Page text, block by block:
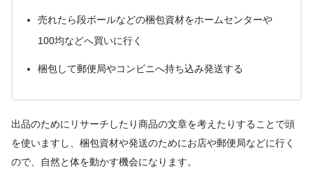
売れたら段ボールなどの梱包資材をホームセンターや
100均などへ買いに行く
梱包して郵便局やコンビニへ持ち込み発送する
出品のためにリサーチしたり商品の文章を考えたりすることで頭
を使いますし、梱包資材や発送のためにお店や郵便局などに行く
ので、自然と体を動かす機会になります。